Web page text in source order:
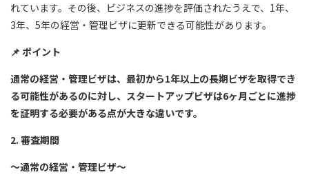
れています。その後、ビジネスの進捗を評価されたうえで、1年、
3年、5年の経営・管理ビザに更新できる可能性があります。
📌 ポイント
通常の経営・管理ビザは、最初から1年以上の長期ビザを取得でき
る可能性があるのに対し、スタートアップビザは6ヶ月ごとに進捗
を証明する必要がある点が大きな違いです。
2. 審査期間
～通常の経営・管理ビザ～